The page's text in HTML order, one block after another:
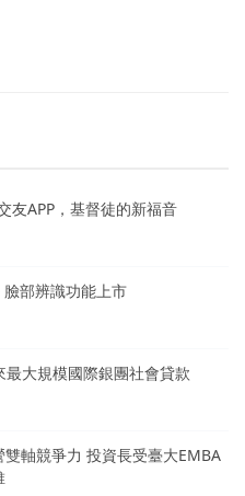
友APP，基督徒的新福音
部辨識功能上市
大規模國際銀團社會貸款
軸競爭力 投資長受臺大EMBA